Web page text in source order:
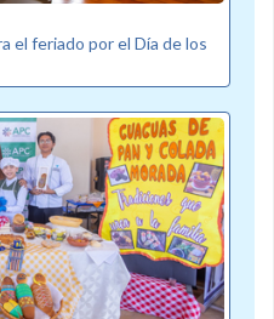
el feriado por el Día de los